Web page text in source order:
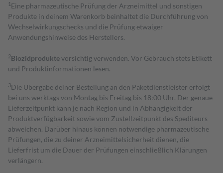
1 Eine pharmazeutische Prüfung der Arzneimittel und sonstigen
Produkte in deinem Warenkorb beinhaltet die Durchführung von
Wechselwirkungschecks und die Prüfung etwaiger
Anwendungshinweise des Herstellers.
2Biozidproduktevorsichtig verwenden. Vor Gebrauch stets Etikett
und Produktinformationen lesen.
3Die Übergabe deiner Bestellung an den Paketdienstleister erfolgt
bei uns werktags von Montag bis Freitag bis 18:00 Uhr. Der genaue
Lieferzeitpunkt kann je nach Region und in Abhängigkeit der
Produktverfügbarkeit sowie vom Zustellzeitpunkt des Spediteurs
abweichen. Darüber hinaus können notwendige pharmazeutische
Prüfungen, die zu deiner Arzneimittelsicherheit dienen, die
Lieferfrist um die Dauer der Prüfungen einschließlich Klärungen
verlängern.